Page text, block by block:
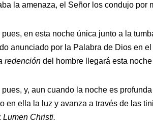
la amenaza, el Señor los condujo por
pues, en esta noche única junto a la
anunciado por la Palabra de Dios en
redención del hombre llegará esta noche
pues, y, aun cuando la noche es
en ella la luz y avanza a través de las
Lumen Christi.